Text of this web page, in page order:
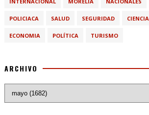
POLICIACA SALUD SEGURIDAD CIENCIA
ECONOMIA POLÍTICA TURISMO
ARCHIVO